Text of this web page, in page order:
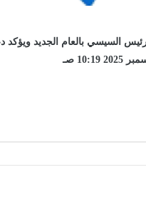
السيسي بالعام الجديد ويؤكد